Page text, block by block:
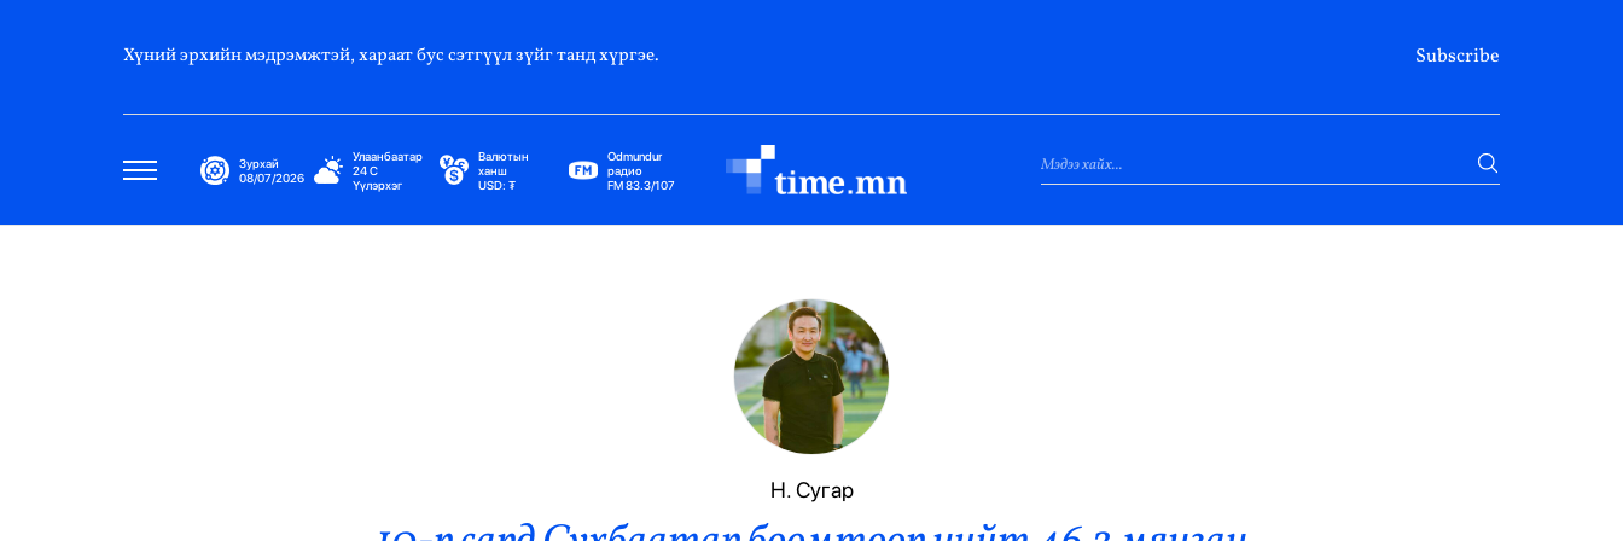
Хүний эрхийн мэдрэмжтэй, хараат бус сэтгүүл зүйг танд хүргэе. Subscribe
Зурхай
08/07/2026
Улаанбаатар
24C
Үүлэрхэг
Валютын
ханш
USD: ₮
Odmundur
радио
FM 83.3/107
Гадаад Харилцаа
Элчин Сайд
Парламент
Засгийн Газар
Н. Сугар